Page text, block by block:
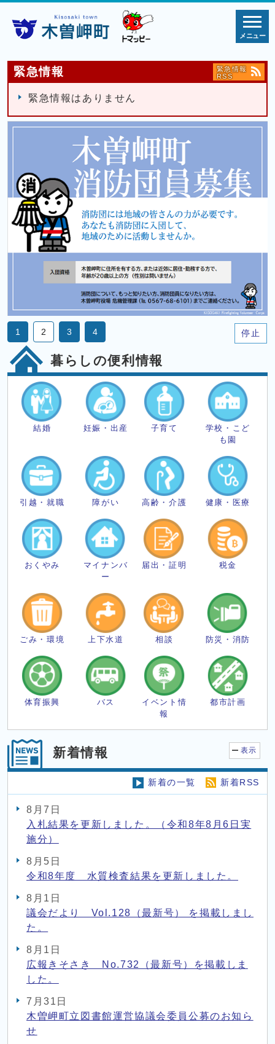
メニュー
緊急情報
緊急情報
RSS
緊急情報はありません
1 2 3 4 停止
暮らしの便利情報
結婚 妊娠・出産 子育て
学校・こど
も園
引越・就職 障がい 高齢・介護 健康・医療
おくやみ
マイナンバ
ー
届出・証明 税金
ごみ・環境 上下水道 相談 防災・消防
体育振興 バス
イベント情
報
都市計画
新着情報 表示
新着の一覧 新着RSS
8月7日
入札結果を更新しました。（令和8年8月6日実
施分）
8月5日
令和8年度 水質検査結果を更新しました。
8月1日
議会だより Vol.128（最新号） を掲載しまし
た。
8月1日
広報きそさき No.732（最新号）を掲載しま
した。
7月31日
木曽岬町立図書館運営協議会委員公募のお知ら
せ